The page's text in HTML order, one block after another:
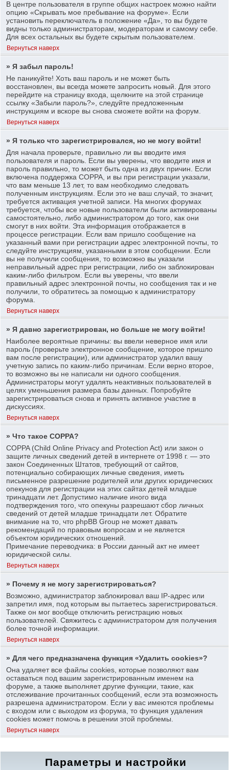
В центре пользователя в группе общих настроек можно найти
опцию «Скрывать мое пребывание на форуме». Если
установить переключатель в положение «Да», то вы будете
видны только администраторам, модераторам и самому себе.
Для всех остальных вы будете скрытым пользователем.
Вернуться наверх
» Я забыл пароль!
Не паникуйте! Хоть ваш пароль и не может быть
восстановлен, вы всегда можете запросить новый. Для этого
перейдите на страницу входа, щелкните на этой странице
ссылку «Забыли пароль?», следуйте предложенным
инструкциям и вскоре вы снова сможете войти на форум.
Вернуться наверх
» Я только что зарегистрировался, но не могу войти!
Для начала проверьте, правильно ли вы вводите имя
пользователя и пароль. Если вы уверены, что вводите имя и
пароль правильно, то может быть одна из двух причин. Если
включена поддержка COPPA, и вы при регистрации указали,
что вам меньше 13 лет, то вам необходимо следовать
полученным инструкциям. Если это не ваш случай, то значит,
требуется активация учетной записи. На многих форумах
требуется, чтобы все новые пользователи были активированы
самостоятельно, либо администратором до того, как они
смогут в них войти. Эта информация отображается в
процессе регистрации. Если вам пришло сообщение на
указанный вами при регистрации адрес электронной почты, то
следуйте инструкциям, указанными в этом сообщении. Если
вы не получили сообщения, то возможно вы указали
неправильный адрес при регистрации, либо он заблокирован
каким-либо фильтром. Если вы уверены, что ввели
правильный адрес электронной почты, но сообщения так и не
получили, то обратитесь за помощью к администратору
форума.
Вернуться наверх
» Я давно зарегистрирован, но больше не могу войти!
Наиболее вероятные причины: вы ввели неверное имя или
пароль (проверьте электронное сообщение, которое пришло
вам после регистрации), или администратор удалил вашу
учетную запись по каким-либо причинам. Если верно второе,
то возможно вы не написали ни одного сообщения.
Администраторы могут удалять неактивных пользователей в
целях уменьшения размера базы данных. Попробуйте
зарегистрироваться снова и принять активное участие в
дискуссиях.
Вернуться наверх
» Что такое COPPA?
COPPA (Child Online Privacy and Protection Act) или закон о
защите личных сведений детей в интернете от 1998 г. — это
закон Соединенных Штатов, требующий от сайтов,
потенциально собирающих личные сведения, иметь
письменное разрешение родителей или других юридических
опекунов для регистрации на этих сайтах детей младше
тринадцати лет. Допустимо наличие иного вида
подтверждения того, что опекуны разрешают сбор личных
сведений от детей младше тринадцати лет. Обратите
внимание на то, что phpBB Group не может давать
рекомендаций по правовым вопросам и не является
объектом юридических отношений.
Примечание переводчика: в России данный акт не имеет
юридической силы.
Вернуться наверх
» Почему я не могу зарегистрироваться?
Возможно, администратор заблокировал ваш IP-адрес или
запретил имя, под которым вы пытаетесь зарегистрироваться.
Также он мог вообще отключить регистрацию новых
пользователей. Свяжитесь с администратором для получения
более точной информации.
Вернуться наверх
» Для чего предназначена функция «Удалить cookies»?
Она удаляет все файлы cookies, которые позволяют вам
оставаться под вашим зарегистрированным именем на
форуме, а также выполняет другие функции, такие, как
отслеживание прочитанных сообщений, если эта возможность
разрешена администратором. Если у вас имеются проблемы
с входом или с выходом из форума, то функция удаления
cookies может помочь в решении этой проблемы.
Вернуться наверх
Параметры и настройки